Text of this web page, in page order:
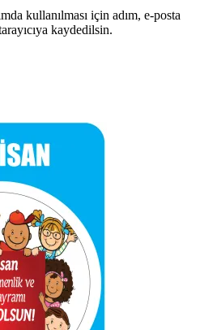
kullanılması için adım, e-posta
kaydedilsin.